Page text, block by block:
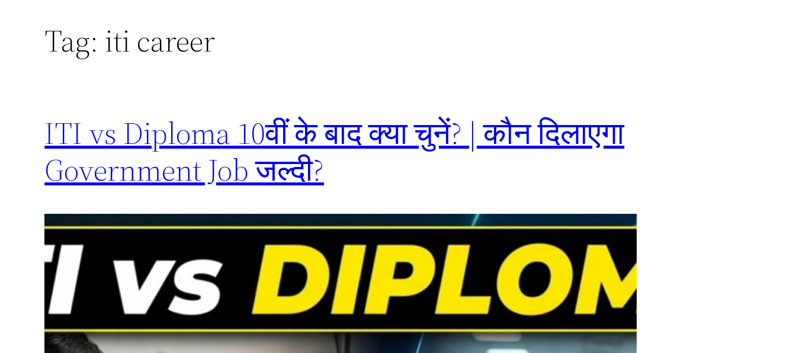
Tag: iti career
ITI vs Diploma 10वीं के बाद क्या चुनें? | कौन दिलाएगा
Government Job जल्दी?